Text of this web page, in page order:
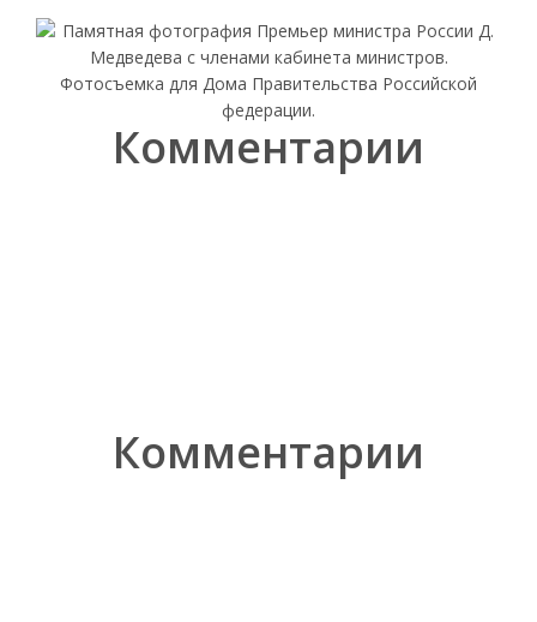
Комментарии
Комментарии